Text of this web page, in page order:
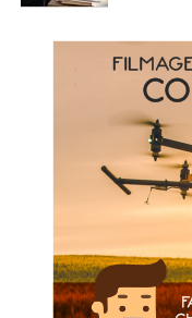
Ações em Minas
Segundo dados da
, entre os
diagnosticados
Minas, com
2017 foram 1.104
casos; em 2019
casos; e em 2021